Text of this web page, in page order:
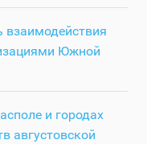
взаимодействия
Южной
и городах
августовской